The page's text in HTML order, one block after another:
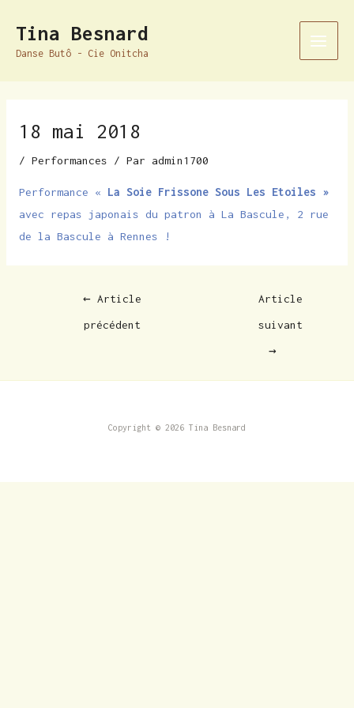
contenu
Tina Besnard
Danse Butô - Cie Onitcha
Main
18 mai 2018
/ Performances / Par admin1700
Performance « La Soie Frissone Sous Les Etoiles »
avec repas japonais du patron à La Bascule, 2 rue
de la Bascule à Rennes !
des
articles
← Article
précédent
Article
suivant
→
Copyright © 2026 Tina Besnard